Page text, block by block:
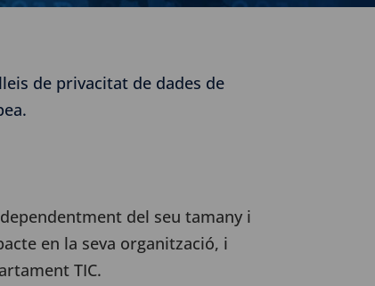
de privacitat de dades de
del seu tamany i
en la seva organització, i
TIC.